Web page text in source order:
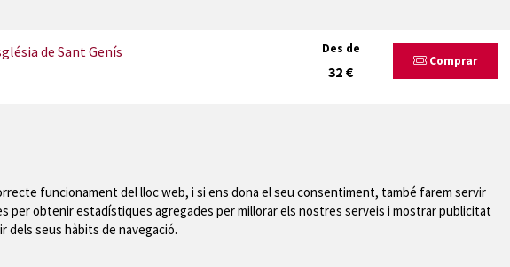
de Sant Genís Des de
32 €
Comprar
Torroella de Montgrí
Mapa del web | Avís Legal
funcionament del lloc web, i si ens dona el seu consentiment, també farem servir
per obtenir estadístiques agregades per millorar els nostres serveis i mostrar publicitat
dels seus hàbits de navegació.